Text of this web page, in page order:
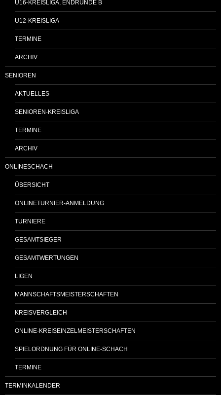
U16-KREISLIGA, ENDRUNDE B
U12-KREISLIGA
TERMINE
ARCHIV
SENIOREN
AKTUELLES
SENIOREN-KREISLIGA
TERMINE
ARCHIV
ONLINESCHACH
ÜBERSICHT
ONLINETURNIER-ANMELDUNG
TURNIERE
GESAMTSIEGER
GESAMTWERTUNGEN
LIGEN
MANNSCHAFTSMEISTERSCHAFTEN
KREISVERGLEICH
ONLINE-KREISEINZELMEISTERSCHAFTEN
SPIELORDNUNG FÜR ONLINE-SCHACH
TERMINE
TERMINKALENDER